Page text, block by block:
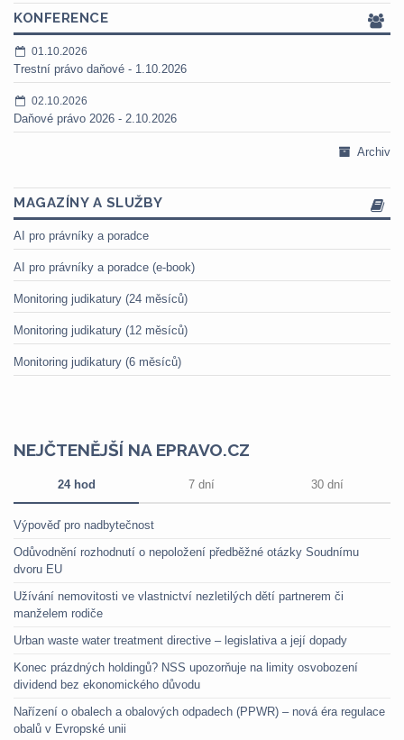
KONFERENCE
01.10.2026
Trestní právo daňové - 1.10.2026
02.10.2026
Daňové právo 2026 - 2.10.2026
Archiv
MAGAZÍNY A SLUŽBY
AI pro právníky a poradce
AI pro právníky a poradce (e-book)
Monitoring judikatury (24 měsíců)
Monitoring judikatury (12 měsíců)
Monitoring judikatury (6 měsíců)
NEJČTENĚJŠÍ NA EPRAVO.CZ
24 hod 7 dní 30 dní
Výpověď pro nadbytečnost
Odůvodnění rozhodnutí o nepoložení předběžné otázky Soudnímu
dvoru EU
Užívání nemovitosti ve vlastnictví nezletilých dětí partnerem či
manželem rodiče
Urban waste water treatment directive – legislativa a její dopady
Konec prázdných holdingů? NSS upozorňuje na limity osvobození
dividend bez ekonomického důvodu
Nařízení o obalech a obalových odpadech (PPWR) – nová éra regulace
obalů v Evropské unii